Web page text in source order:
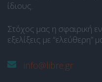
ίδιους.
Στόχος μας η σφαιρική
εξελίξεις με “ελεύθερη”
info@libre.gr